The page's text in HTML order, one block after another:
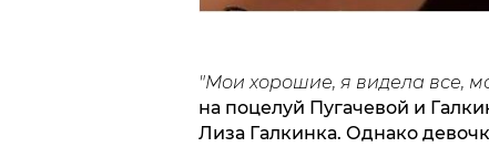
"Мои хорошие, я видела все,
на поцелуй Пугачевой и
Лиза Галкинка. Однако